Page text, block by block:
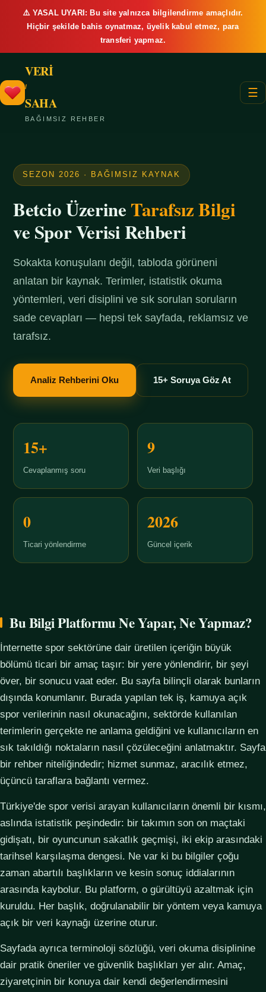
⚠️ YASAL UYARI: Bu site yalnızca bilgilendirme amaçlıdır.
Hiçbir şekilde bahis oynatmaz, üyelik kabul etmez, para
transferi yapmaz.
VERİ
/
SAHA
BAĞIMSIZ REHBER
☰
SEZON 2026 · BAĞIMSIZ KAYNAK
Betcio ÜzerineTarafsız Bilgi
ve Spor Verisi Rehberi
Sokakta konuşulanı değil, tabloda görüneni
anlatan bir kaynak. Terimler, istatistik okuma
yöntemleri, veri disiplini ve sık sorulan soruların
sade cevapları — hepsi tek sayfada, reklamsız ve
tarafsız.
Analiz Rehberini Oku 15+ Soruya Göz At
15+
Cevaplanmış soru
9
Veri başlığı
0
Ticari yönlendirme
2026
Güncel içerik
Bu Bilgi Platformu Ne Yapar, Ne Yapmaz?
İnternette spor sektörüne dair üretilen içeriğin büyük
bölümü ticari bir amaç taşır: bir yere yönlendirir, bir şeyi
över, bir sonucu vaat eder. Bu sayfa bilinçli olarak bunların
dışında konumlanır. Burada yapılan tek iş, kamuya açık
spor verilerinin nasıl okunacağını, sektörde kullanılan
terimlerin gerçekte ne anlama geldiğini ve kullanıcıların en
sık takıldığı noktaların nasıl çözüleceğini anlatmaktır. Sayfa
bir rehber niteliğindedir; hizmet sunmaz, aracılık etmez,
üçüncü taraflara bağlantı vermez.
Türkiye'de spor verisi arayan kullanıcıların önemli bir kısmı,
aslında istatistik peşindedir: bir takımın son on maçtaki
gidişatı, bir oyuncunun sakatlık geçmişi, iki ekip arasındaki
tarihsel karşılaşma dengesi. Ne var ki bu bilgiler çoğu
zaman abartılı başlıkların ve kesin sonuç iddialarının
arasında kaybolur. Bu platform, o gürültüyü azaltmak için
kuruldu. Her başlık, doğrulanabilir bir yöntem veya kamuya
açık bir veri kaynağı üzerine oturur.
Sayfada ayrıca terminoloji sözlüğü, veri okuma disiplinine
dair pratik öneriler ve güvenlik başlıkları yer alır. Amaç,
ziyaretçinin bir konuya dair kendi değerlendirmesini